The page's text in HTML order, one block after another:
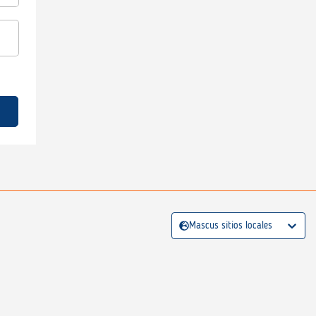
Mascus sitios locales